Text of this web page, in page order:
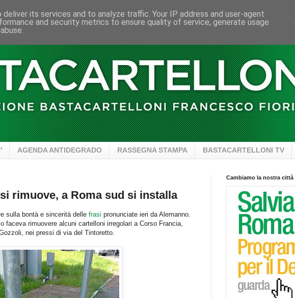
AGENDA ANTIDEGRADO RASSEGNA STAMPA BASTACARTELLONI TV
rimuove, a Roma sud si installa
sulla bontà e sincerità delle frasi pronunciate ieri da Alemanno.
faceva rimuovere alcuni cartelloni irregolari a Corso Francia,
nei pressi di via del Tintoretto.
Cambiamo la nostra città
its services and to analyze traffic. Your IP address and user-agent
and security metrics to ensure quality of service, generate usage